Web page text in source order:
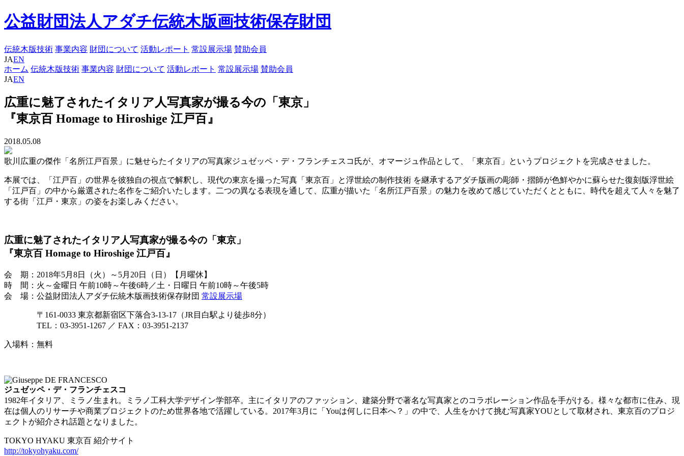
公益財団法人アダチ伝統木版画技術保存財団
伝統木版技術 事業内容 財団について 活動レポート 常設展示場 賛助会員
JAEN
ホーム 伝統木版技術 事業内容 財団について 活動レポート 常設展示場 賛助会員
JAEN
広重に魅了されたイタリア人写真家が撮る今の「東京」
『東京百 Homage to Hiroshige 江戸百』
2018.05.08
歌川広重の傑作「名所江戸百景」に魅せらたイタリアの写真家ジュゼッペ・デ・フランチェスコ氏が、オマージュ作品として、「東京百」というプロジェクトを完成させました。
本展では、「江戸百」の世界を彼独自の視点で解釈し、現代の東京を撮った写真「東京百」と浮世絵の制作技術 を継承するアダチ版画の彫師・摺師が色鮮やかに蘇らせた復刻版浮世絵
「江戸百」の中から厳選された名作をご紹介いたします。二つの異なる表現を通して、広重が描いた「名所江戸百景」の魅力を改めて感じていただくとともに、時代を超えて人々を魅了
する街「江戸・東京」の姿をお楽しみください。
広重に魅了されたイタリア人写真家が撮る今の「東京」
『東京百 Homage to Hiroshige 江戸百』
会 期：2018年5月8日（火）～5月20日（日）【月曜休】
時 間：火～金曜日 午前10時～午後6時／土・日曜日 午前10時～午後5時
会 場：公益財団法人アダチ伝統木版画技術保存財団 常設展示場
〒161-0033 東京都新宿区下落合3-13-17（JR目白駅より徒歩8分）
TEL：03-3951-1267 ／ FAX：03-3951-2137
入場料：無料
ジュゼッペ・デ・フランチェスコ
1982年イタリア、ミラノ生まれ。ミラノ工科大学デザイン学部卒。主にイタリアのファッション、建築分野で著名な写真家とのコラボレーション作品を手がける。様々な都市に住み、現
在は個人のリサーチや商業プロジェクトのため世界各地で活躍している。2017年3月に「Youは何しに日本へ？」の中で、人生をかけて挑む写真家YOUとして取材され、東京百のプロジ
ェクトが紹介され話題となりました。
TOKYO HYAKU 東京百 紹介サイト
http://tokyohyaku.com/